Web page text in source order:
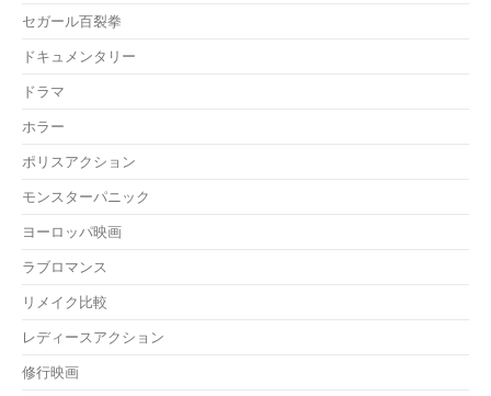
セガール百裂拳
ドキュメンタリー
ドラマ
ホラー
ポリスアクション
モンスターパニック
ヨーロッパ映画
ラブロマンス
リメイク比較
レディースアクション
修行映画